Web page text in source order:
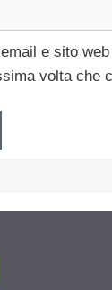
e sito
volta che